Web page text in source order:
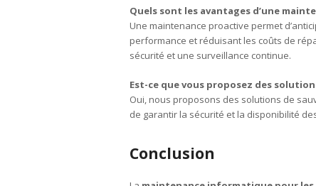
Quels sont les avantages d’une
Une maintenance proactive permet
performance et réduisant les coûts de
sécurité et une surveillance continue.
Est-ce que vous proposez des
Oui, nous proposons des solutions de
de garantir la sécurité et la disponibilité
Conclusion